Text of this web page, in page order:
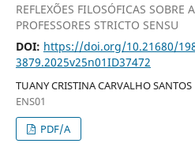
REFLEXÕES FILOSÓFICAS SOBRE
PROFESSORES STRICTO SENSU
DOI: https://doi.org/10.21680/
3879.2025v25n01ID37472
TUANY CRISTINA CARVALHO SANTOS
ENS01
PDF/A